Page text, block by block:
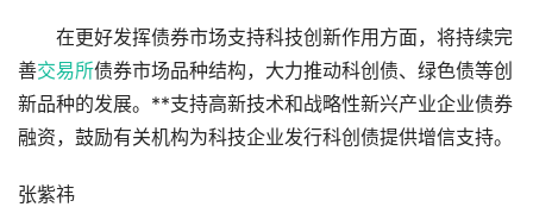
在更好发挥债券市场支持科技创新作用方面，将持续完
善交易所债券市场品种结构，大力推动科创债、绿色债等创
新品种的发展。**支持高新技术和战略性新兴产业企业债券
融资，鼓励有关机构为科技企业发行科创债提供增信支持。
张紫祎